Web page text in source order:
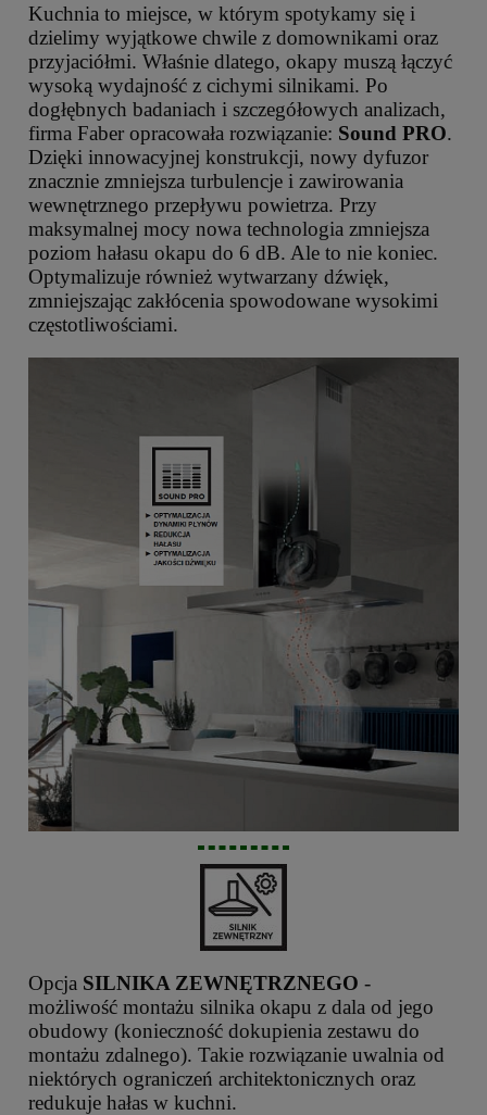
Kuchnia to miejsce, w którym spotykamy się i
dzielimy wyjątkowe chwile z domownikami oraz
przyjaciółmi. Właśnie dlatego, okapy muszą łączyć
wysoką wydajność z cichymi silnikami. Po
dogłębnych badaniach i szczegółowych analizach,
firma Faber opracowała rozwiązanie: Sound PRO.
Dzięki innowacyjnej konstrukcji, nowy dyfuzor
znacznie zmniejsza turbulencje i zawirowania
wewnętrznego przepływu powietrza. Przy
maksymalnej mocy nowa technologia zmniejsza
poziom hałasu okapu do 6 dB. Ale to nie koniec.
Optymalizuje również wytwarzany dźwięk,
zmniejszając zakłócenia spowodowane wysokimi
częstotliwościami.
Opcja SILNIKA ZEWNĘTRZNEGO -
możliwość montażu silnika okapu z dala od jego
obudowy (konieczność dokupienia zestawu do
montażu zdalnego). Takie rozwiązanie uwalnia od
niektórych ograniczeń architektonicznych oraz
redukuje hałas w kuchni.